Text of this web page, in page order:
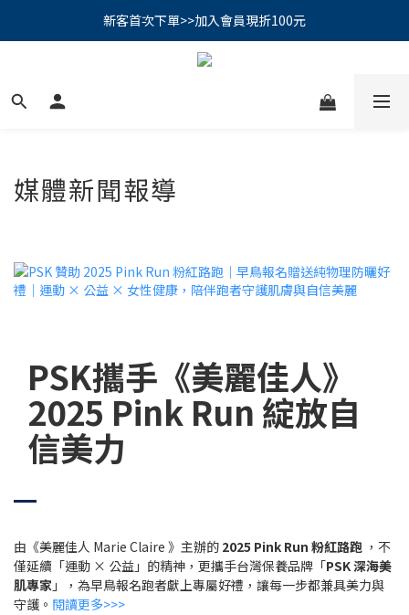
PSK 光防禦柔霧防曬棒｜小霧棒閃亮登場✨ 新品上市優惠中！
新客首次下單>>加入會員現折100元
📢綁定LINE好友再領500｜👉點我綁定
PSK 光防禦柔霧防曬棒｜小霧棒閃亮登場✨ 新品上市優惠中！
媒體新聞報導
PSK攜手《美麗佳人》
2025 Pink Run 綻放自
信美力
由《美麗佳人 Marie Claire 》主辦的 2025 Pink Run 粉紅路跑 ，不
僅延續「運動 × 公益」的精神，更攜手台灣保養品牌「PSK深海美
肌專家 」，為早鳥報名跑者獻上專屬好禮，讓每一步都兼具美力與
守護。 閱讀更多>>>